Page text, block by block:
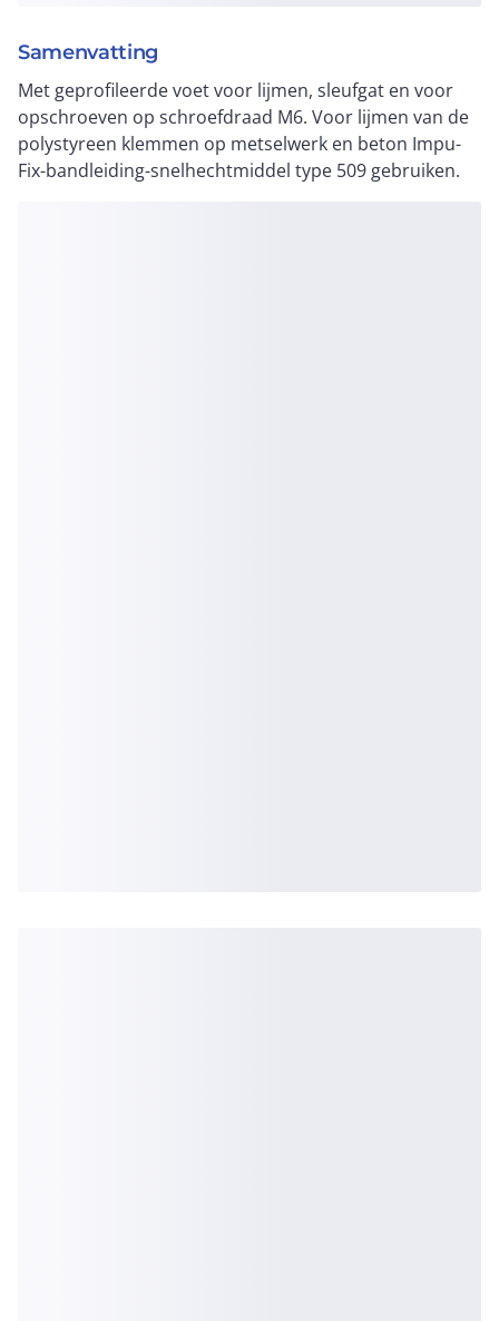
Samenvatting
Met geprofileerde voet voor lijmen, sleufgat en voor
opschroeven op schroefdraad M6. Voor lijmen van de
polystyreen klemmen op metselwerk en beton Impu-
Fix-bandleiding-snelhechtmiddel type 509 gebruiken.